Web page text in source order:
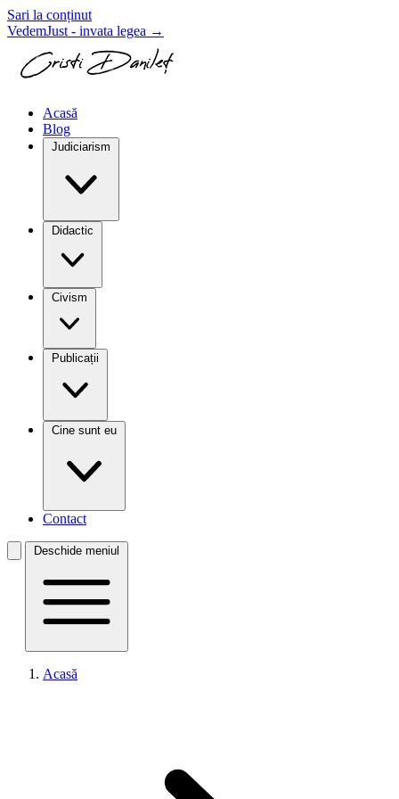
Sari la conținut
VedemJust - invata legea →
Acasă
Blog
Judiciarism
Didactic
Civism
Publicații
Cine sunt eu
Contact
Deschide meniul
Acasă